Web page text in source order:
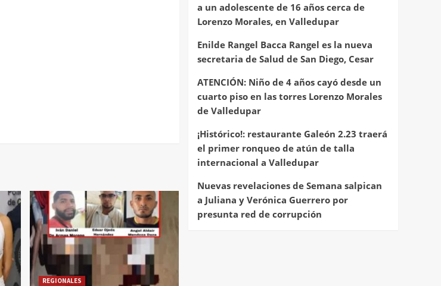
REGIONALES
a un adolescente de 16 años cerca de
Lorenzo Morales, en Valledupar
Enilde Rangel Bacca Rangel es la nueva
secretaria de Salud de San Diego, Cesar
ATENCIÓN: Niño de 4 años cayó desde un
cuarto piso en las torres Lorenzo Morales
de Valledupar
¡Histórico!: restaurante Galeón 2.23 traerá
el primer ronqueo de atún de talla
internacional a Valledupar
Nuevas revelaciones de Semana salpican
a Juliana y Verónica Guerrero por
presunta red de corrupción